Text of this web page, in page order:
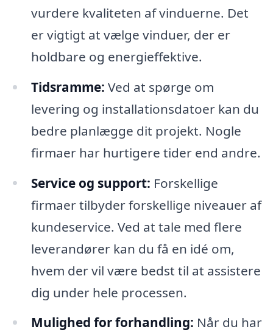
vurdere kvaliteten af vinduerne. Det
er vigtigt at vælge vinduer, der er
holdbare og energieffektive.
Tidsramme: Ved at spørge om
levering og installationsdatoer kan du
bedre planlægge dit projekt. Nogle
firmaer har hurtigere tider end andre.
Service og support: Forskellige
firmaer tilbyder forskellige niveauer af
kundeservice. Ved at tale med flere
leverandører kan du få en idé om,
hvem der vil være bedst til at assistere
dig under hele processen.
Mulighed for forhandling: Når du har